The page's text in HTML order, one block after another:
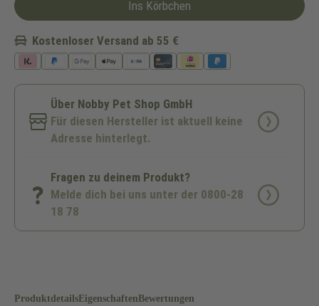
Ins Körbchen
Kostenloser Versand ab 55 €
Über Nobby Pet Shop GmbH
Für diesen Hersteller ist aktuell keine
Adresse hinterlegt.
Fragen zu deinem Produkt?
Melde dich bei uns unter der 0800-28
18 78
ProduktdetailsEigenschaftenBewertungen